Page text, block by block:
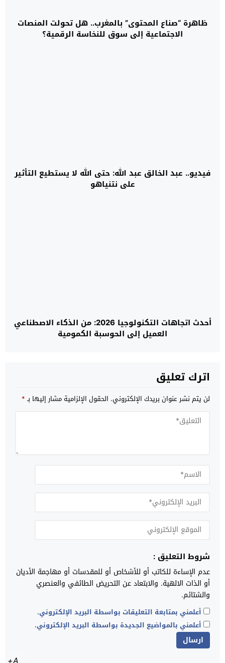
ظاهرة “صناع المحتوى” بالمغرب.. هل تحولت المنصات
الاجتماعية إلى سوق للنخاسة الرقمية؟
فيديو.. عبد الخالق عبد الله: حتى الله لا يستطيع التأثير
على نتنياهو
أحدث اتجاهات التكنولوجيا 2026: من الذكاء الاصطناعي
العميل إلى الحوسبة الكمومية
اترك تعليق
لن يتم نشر عنوان بريدك الإلكتروني. الحقول الإلزامية مشار إليها بـ*
شروط التعليق :
عدم الإساءة للكاتب أو للأشخاص أو للمقدسات أو مهاجمة الأديان
أو الذات الالهية. والابتعاد عن التحريض الطائفي والعنصري
والشتائم.
أعلمني بمتابعة التعليقات بواسطة البريد الإلكتروني.
أعلمني بالمواضيع الجديدة بواسطة البريد الإلكتروني.